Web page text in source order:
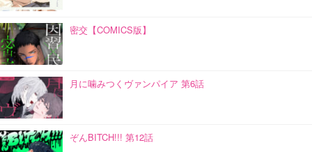
密交【COMICS版】
月に噛みつくヴァンパイア 第6話
ぞんBITCH!!! 第12話